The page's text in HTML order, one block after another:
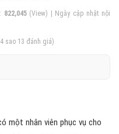
822,045(View) | Ngày cập nhật nội
4 sao 13 đánh giá)
một nhân viên phục vụ cho